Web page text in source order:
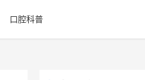
口腔科普